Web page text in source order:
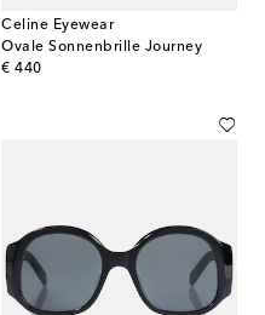
Celine Eyewear
Ovale Sonnenbrille Journey
€ 440
original price